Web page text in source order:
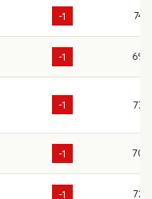
-1 74
-1 69
-1 73
-1 70
-1 72